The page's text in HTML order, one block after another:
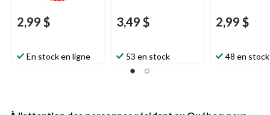
2,99 $
En stock en ligne
3,49 $
53 en stock
2,99 $
48 en stock